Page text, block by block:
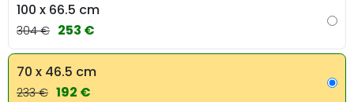
100 x 66.5 cm
304 € 253 €
70 x 46.5 cm
233 € 192 €